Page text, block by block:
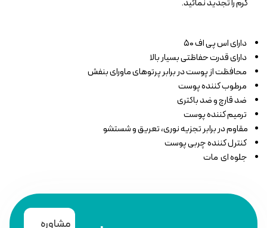
کرم را تجدید نمائید.
دارای اس پی اف ۵۰
دارای قدرت حفاظتی بسیار بالا
محافظت از پوست در برابر پرتوهای ماورای بنفش
مرطوب کننده پوست
ضد قارچ و ضد باکتری
ترمیم کننده پوست
مقاوم در برابر تجزیه نوری، تعریق و شستشو
کنترل کننده چربی پوست
جلوه ای مات
مشاوره